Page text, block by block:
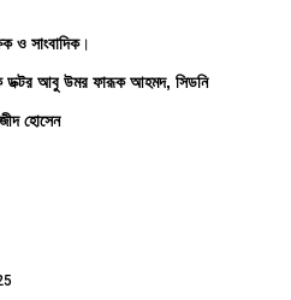
ও সাংবাদিক।
ডক্টর আবু উমর ফারূক আহমদ, সিডনি
হোসেন